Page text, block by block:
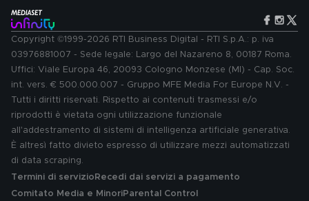
Copyright ©1999-2026 RTI Business Digital - RTI S.p.A.: p. iva
03976881007 - Sede legale: Largo del Nazareno 8, 00187 Roma.
Uffici: Viale Europa 46, 20093 Cologno Monzese (MI) - Cap. Soc.
int. vers. € 500.000.007 - Gruppo MFE Media For Europe N.V. -
Tutti i diritti riservati. Rispetto ai contenuti trasmessi e/o
riprodotti è vietata ogni utilizzazione funzionale
all'addestramento di sistemi di intelligenza artificiale generativa.
È altresì fatto divieto espresso di utilizzare mezzi automatizzati
di data scraping.
Termini di servizio Recedi dai servizi a pagamento
Comitato Media e MinoriParental Control